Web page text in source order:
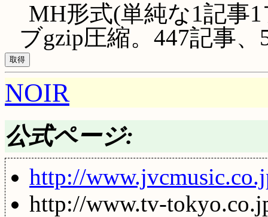
MH形式(単純な1記事
ブgzip圧縮。447記事、
NOIR
公式ページ:
http://
http://www.tv-